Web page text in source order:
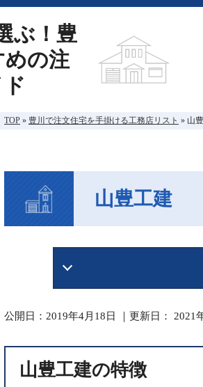
ぶ！豊
めの注
TOP » 豊川で注文住宅を手掛ける工務店リスト » 山
山豊工建
山豊工建の特徴
山豊工建のモデルハウス（
公開日： 2019年4月18日 ｜更新日： 2021
山豊工建の特徴